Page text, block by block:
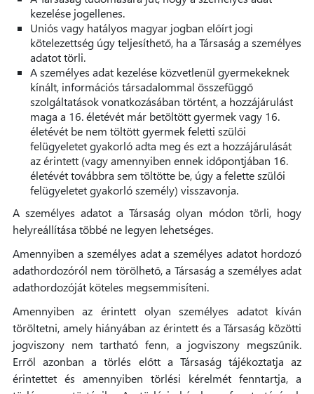
kezelése jogellenes.
Uniós vagy hatályos magyar jogban előírt jogi
kötelezettség úgy teljesíthető, ha a Társaság a személyes
adatot törli.
A személyes adat kezelése közvetlenül gyermekeknek
kínált, információs társadalommal összefüggő
szolgáltatások vonatkozásában történt, a hozzájárulást
maga a 16. életévét már betöltött gyermek vagy 16.
életévét be nem töltött gyermek feletti szülői
felügyeletet gyakorló adta meg és ezt a hozzájárulását
az érintett (vagy amennyiben ennek időpontjában 16.
életévét továbbra sem töltötte be, úgy a felette szülői
felügyeletet gyakorló személy) visszavonja.
A személyes adatot a Társaság olyan módon törli, hogy
helyreállítása többé ne legyen lehetséges.
Amennyiben a személyes adat a személyes adatot hordozó
adathordozóról nem törölhető, a Társaság a személyes adat
adathordozóját köteles megsemmisíteni.
Amennyiben az érintett olyan személyes adatot kíván
töröltetni, amely hiányában az érintett és a Társaság közötti
jogviszony nem tartható fenn, a jogviszony megszűnik.
Erről azonban a törlés előtt a Társaság tájékoztatja az
érintettet és amennyiben törlési kérelmét fenntartja, a